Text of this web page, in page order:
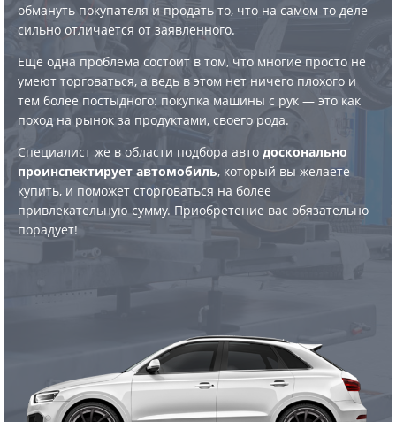
обмануть покупателя и продать то, что на самом-то деле
сильно отличается от заявленного.
Ещё одна проблема состоит в том, что многие просто не
умеют торговаться, а ведь в этом нет ничего плохого и
тем более постыдного: покупка машины с рук — это как
поход на рынок за продуктами, своего рода.
Специалист же в области подбора авто досконально
проинспектирует автомобиль, который вы желаете
купить, и поможет сторговаться на более
привлекательную сумму. Приобретение вас обязательно
порадует!